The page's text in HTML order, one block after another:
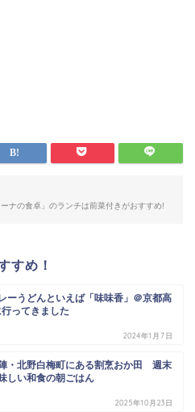
ナの食卓」のランチは前菜付きがおすすめ!
すめ！
ーうどんといえば「味味香」＠京都高
ってきました
2024年1月7日
・北野白梅町にある割烹おか田 週末
しい和食の朝ごはん
2025年10月23日